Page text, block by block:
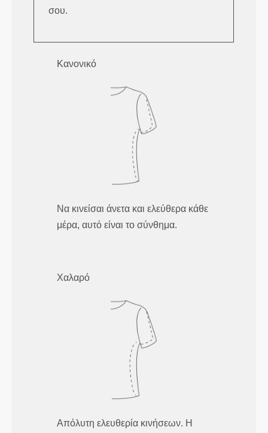
σου.
Κανονικό
Να κινείσαι άνετα και ελεύθερα κάθε
μέρα, αυτό είναι το σύνθημα.
Χαλαρό
Απόλυτη ελευθερία κινήσεων. Η